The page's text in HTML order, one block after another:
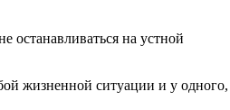
останавливаться на устной
жизненной ситуации и у одного,